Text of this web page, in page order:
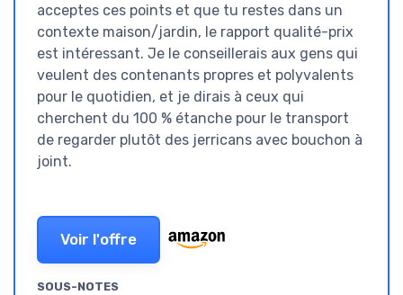
acceptes ces points et que tu restes dans un
contexte maison/jardin, le rapport qualité-prix
est intéressant. Je le conseillerais aux gens qui
veulent des contenants propres et polyvalents
pour le quotidien, et je dirais à ceux qui
cherchent du 100 % étanche pour le transport
de regarder plutôt des jerricans avec bouchon à
joint.
Voir l'offre
SOUS-NOTES